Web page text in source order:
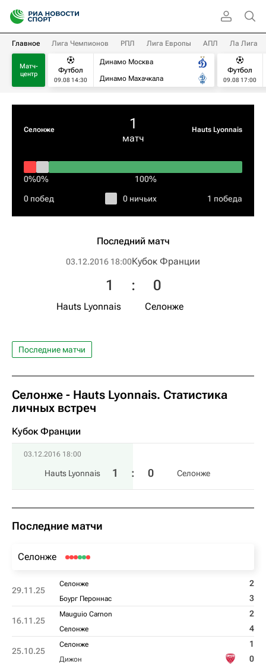
Главное Лига Чемпионов РПЛ Лига Европы АПЛ Ла Лига
Матч-
центр
Футбол
09.08 14:30
Динамо Москва
Динамо Махачкала
Футбол
09.08 17:00
Селонже 1
матч
Hauts Lyonnais
0%0% 100%
0 побед 0 ничьих 1 победа
Последний матч
03.12.2016 18:00Кубок Франции
Hauts Lyonnais
1 : 0
Селонже
Последние матчи
Селонже - Hauts Lyonnais. Статистика
личных встреч
Кубок Франции
03.12.2016 18:00
Hauts Lyonnais 1 : 0 Селонже
Последние матчи
Селонже
29.11.25
Селонже 2
Боург Пероннас 3
16.11.25
Mauguio Carnon 2
Селонже 4
25.10.25
Селонже 1
Дижон 0